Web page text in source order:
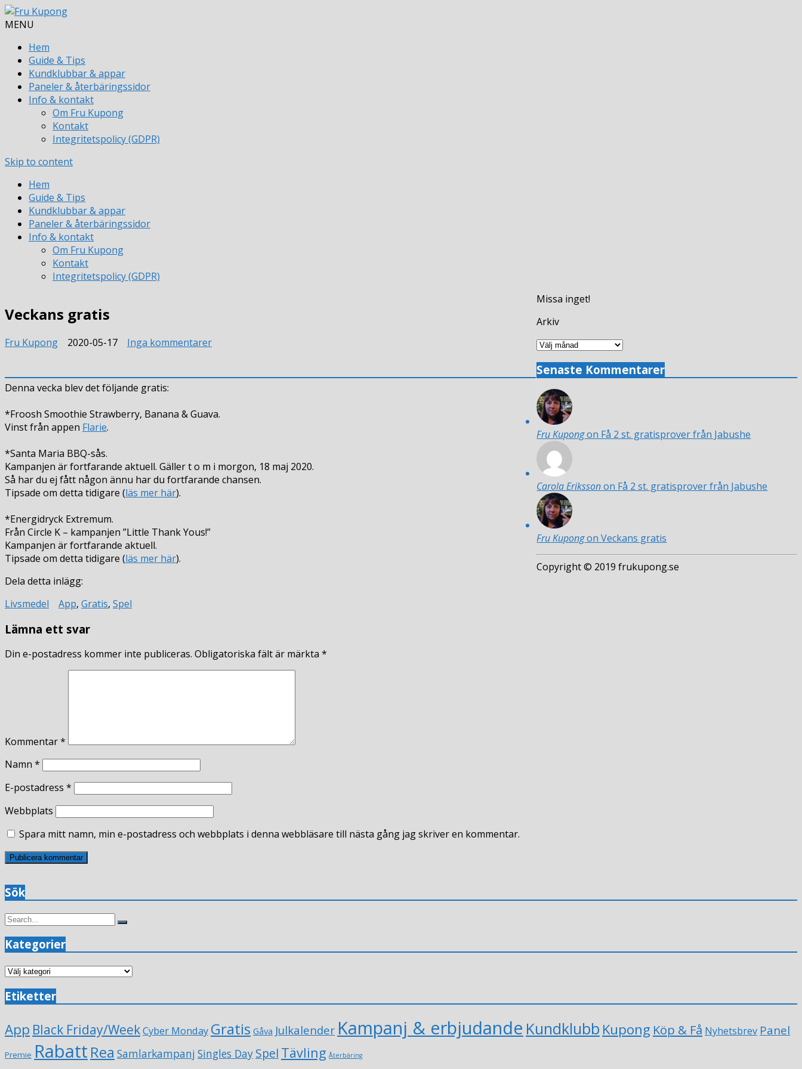
MENU
Hem
Guide & Tips
Kundklubbar & appar
Paneler & återbäringssidor
Info & kontakt
Om Fru Kupong
Kontakt
Integritetspolicy (GDPR)
Skip to content
Hem
Guide & Tips
Kundklubbar & appar
Paneler & återbäringssidor
Info & kontakt
Om Fru Kupong
Kontakt
Integritetspolicy (GDPR)
Veckans gratis
Fru Kupong 2020-05-17 Inga kommentarertill
Denna vecka blev det följande gratis:
*Froosh Smoothie Strawberry, Banana & Guava.
Vinst från appen Flarie.
*Santa Maria BBQ-sås.
Kampanjen är fortfarande aktuell. Gäller t o m i morgon, 18 maj 2020.
Så har du ej fått någon ännu har du fortfarande chansen.
Tipsade om detta tidigare (läs mer här).
*Energidryck Extremum.
Från Circle K – kampanjen ”Little Thank Yous!”
Kampanjen är fortfarande aktuell.
Tipsade om detta tidigare (läs mer här).
Dela detta inlägg:
Livsmedel
App, Gratis, Spel
Lämna ett svar
Din e-postadress kommer inte publiceras. Obligatoriska fält är märkta *
Kommentar*
Namn *
E-postadress *
Webbplats
Spara mitt namn, min e-postadress och webbplats i denna webbläsare till nästa gång jag skriver en kommentar.
Sök
Search
Search
Kategorier
Kategorier
Etiketter
App Black Friday/WeekCyber Monday Gratis Gåva Julkalender Kampanj & erbjudande Kundklubb Kupong Köp & Få Nyhetsbrev Panel
Premie Rabatt Rea Samlarkampanj Singles Day Spel Tävling Återbäring
Missa inget!
Arkiv
Arkiv
Senaste Kommentarer
Fru Kupongon Få 2 st. gratisprover från Jabushe
Carola Erikssonon Få 2 st. gratisprover från Jabushe
Fru Kupongon Veckans gratis
Copyright © 2019 frukupong.se